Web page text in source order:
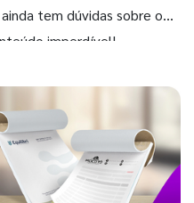
tem dúvidas sobre o
imperdível!